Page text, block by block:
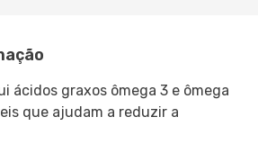
ácidos graxos ômega 3 e ômega
que ajudam a reduzir a